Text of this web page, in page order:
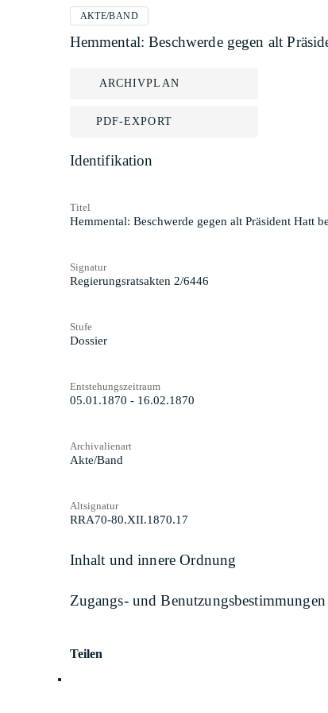
AKTE/BAND
Hemmental: Beschwerde gegen alt
ARCHIVPLAN
PDF-EXPORT
Identifikation
Titel
Hemmental: Beschwerde gegen alt Präsident Hatt
Signatur
Regierungsratsakten 2/6446
Stufe
Dossier
Entstehungszeitraum
05.01.1870 - 16.02.1870
Archivalienart
Akte/Band
Altsignatur
RRA70-80.XII.1870.17
Inhalt und innere Ordnung
Zugangs- und Benutzungsbestimmungen
Teilen